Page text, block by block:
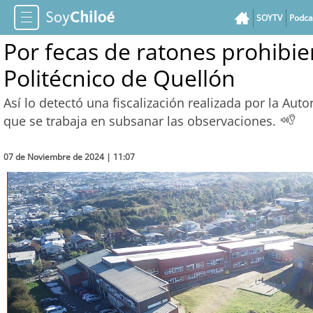
SOYTV
Por fecas de ratones
Politécnico de Quellón
Así lo detectó una fiscalización realizada por la
que se trabaja en subsanar las observaciones.
07 de Noviembre de 2024 | 11:07